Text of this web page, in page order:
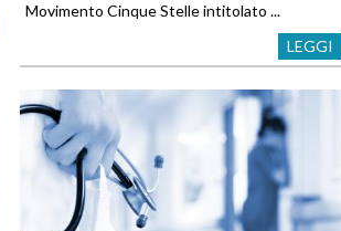
Movimento Cinque Stelle intitolato ...
LEGGI